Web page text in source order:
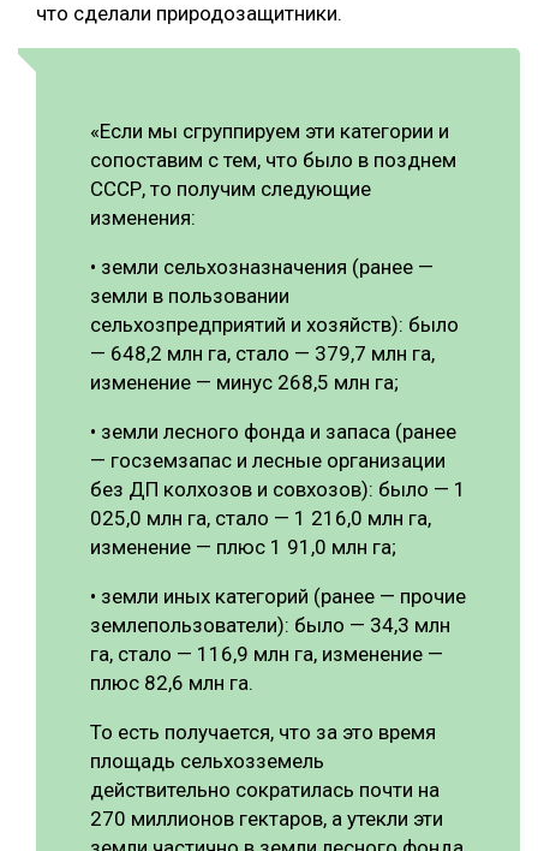
что сделали природозащитники.
«Если мы сгруппируем эти категории и
сопоставим с тем, что было в позднем
СССР, то получим следующие
изменения:
• земли сельхозназначения (ранее —
земли в пользовании
сельхозпредприятий и хозяйств): было
— 648,2 млн га, стало — 379,7 млн га,
изменение — минус 268,5 млн га;
• земли лесного фонда и запаса (ранее
— госземзапас и лесные организации
без ДП колхозов и совхозов): было — 1
025,0 млн га, стало — 1 216,0 млн га,
изменение — плюс 1 91,0 млн га;
• земли иных категорий (ранее — прочие
землепользователи): было — 34,3 млн
га, стало — 116,9 млн га, изменение —
плюс 82,6 млн га.
То есть получается, что за это время
площадь сельхозземель
действительно сократилась почти на
270 миллионов гектаров, а утекли эти